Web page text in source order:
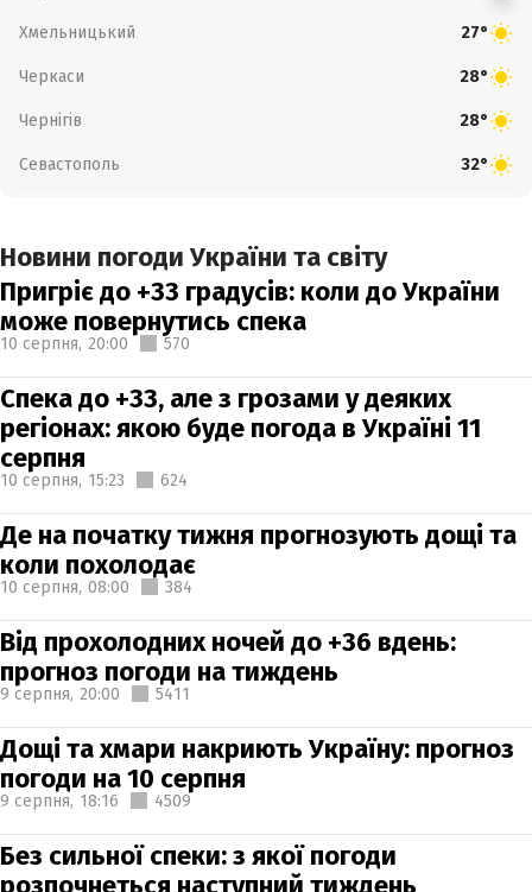
Хмельницький 27°
Черкаси 28°
Чернігів 28°
Севастополь 32°
Новини погоди України та світу
Пригріє до +33 градусів: коли до України
може повернутись спека
10 серпня, 20:00 570
Спека до +33, але з грозами у деяких
регіонах: якою буде погода в Україні 11
серпня
10 серпня, 15:23 624
Де на початку тижня прогнозують дощі та
коли похолодає
10 серпня, 08:00 384
Від прохолодних ночей до +36 вдень:
прогноз погоди на тиждень
9 серпня, 20:00 5411
Дощі та хмари накриють Україну: прогноз
погоди на 10 серпня
9 серпня, 18:16 4509
Без сильної спеки: з якої погоди
розпочнеться наступний тиждень